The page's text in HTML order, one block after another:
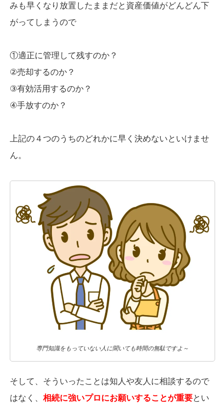
みも早くなり放置したままだと資産価値がどんどん下
がってしまうので
①適正に管理して残すのか？
②売却するのか？
③有効活用するのか？
④手放すのか？
上記の４つのうちのどれかに早く決めないといけませ
ん。
専門知識をもっていない人に聞いても時間の無駄ですよ～
そして、そういったことは知人や友人に相談するので
はなく、 相続に強いプロにお願いすることが重要とい